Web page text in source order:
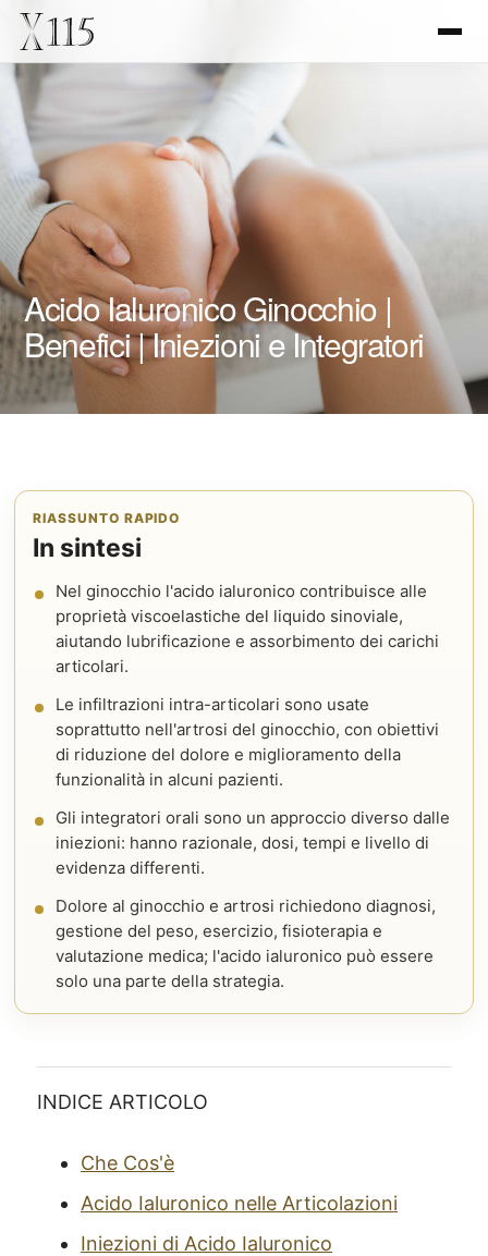
Acido Ialuronico Ginocchio |
Benefici | Iniezioni e Integratori
RIASSUNTO RAPIDO
In sintesi
Nel ginocchio l'acido ialuronico contribuisce alle
proprietà viscoelastiche del liquido sinoviale,
aiutando lubrificazione e assorbimento dei carichi
articolari.
Le infiltrazioni intra-articolari sono usate
soprattutto nell'artrosi del ginocchio, con obiettivi
di riduzione del dolore e miglioramento della
funzionalità in alcuni pazienti.
Gli integratori orali sono un approccio diverso dalle
iniezioni: hanno razionale, dosi, tempi e livello di
evidenza differenti.
Dolore al ginocchio e artrosi richiedono diagnosi,
gestione del peso, esercizio, fisioterapia e
valutazione medica; l'acido ialuronico può essere
solo una parte della strategia.
INDICE ARTICOLO
Che Cos'è
Acido Ialuronico nelle Articolazioni
Iniezioni di Acido Ialuronico